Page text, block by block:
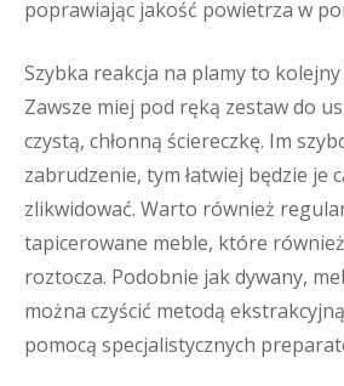
poprawiając jakość powietrza w
Szybka reakcja na plamy to
Zawsze miej pod ręką zestaw do
czystą, chłonną ściereczkę. Im
zabrudzenie, tym łatwiej będzie je
zlikwidować. Warto również
tapicerowane meble, które
roztocza. Podobnie jak dywany,
można czyścić metodą
pomocą specjalistycznych